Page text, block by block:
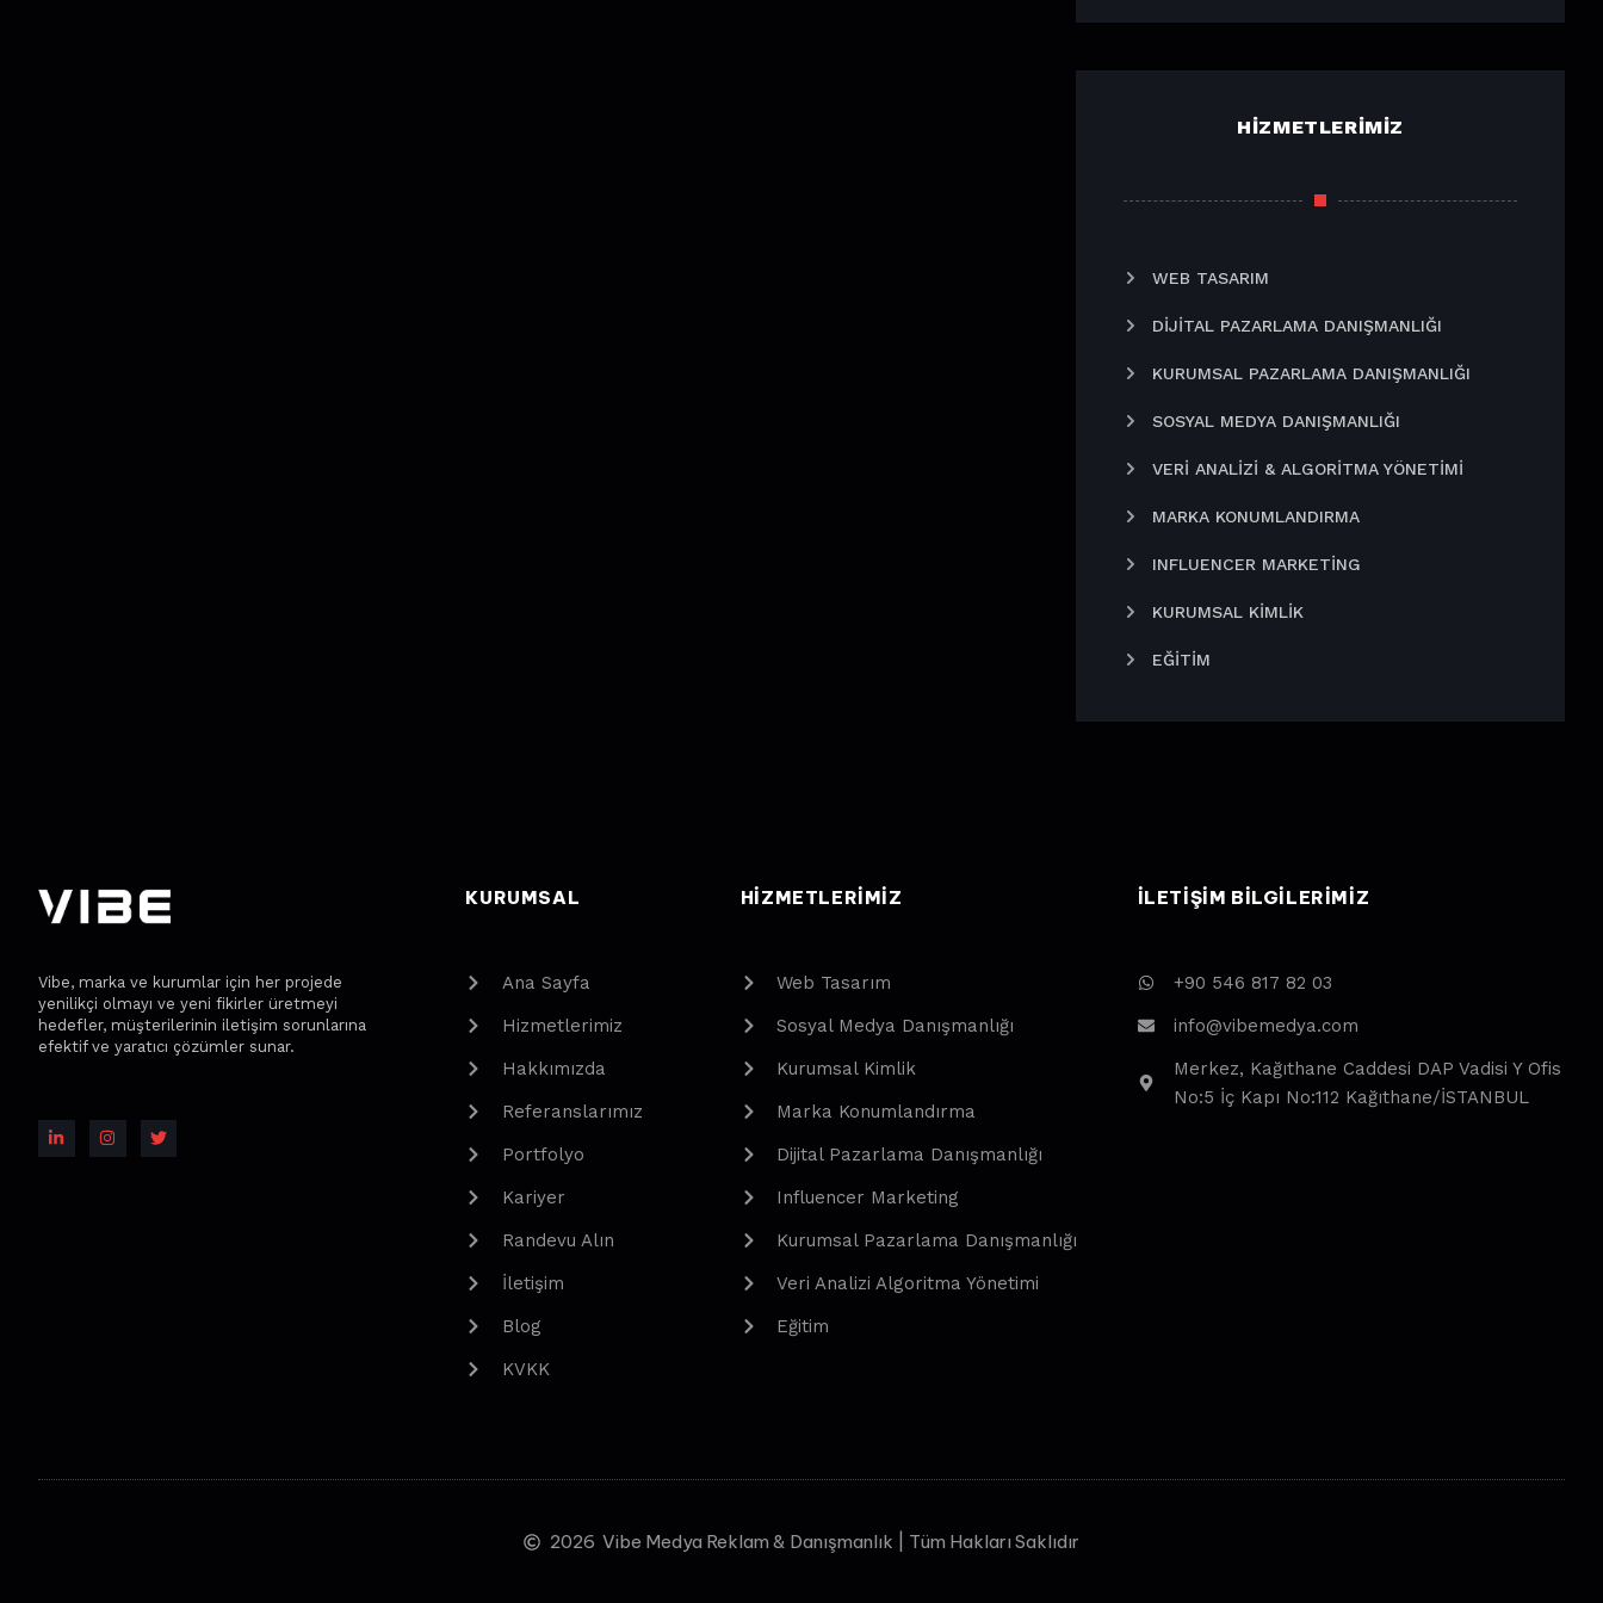
HIZMETLERIMIZ
WEB TASARIM
DIJITAL PAZARLAMA DANIŞMANLIĞI
KURUMSAL PAZARLAMA DANIŞMANLIĞI
SOSYAL MEDYA DANIŞMANLIĞI
VERI ANALIZI & ALGORITMA YÖNETIMI
MARKA KONUMLANDIRMA
INFLUENCER MARKETING
KURUMSAL KIMLIK
EĞITIM
Vibe, marka ve kurumlar için her projede
yenilikçi olmayı ve yeni fikirler üretmeyi
hedefler, müşterilerinin iletişim sorunlarına
efektif ve yaratıcı çözümler sunar.
KURUMSAL
Ana Sayfa
Hizmetlerimiz
Hakkımızda
Referanslarımız
Portfolyo
Kariyer
Randevu Alın
İletişim
Blog
KVKK
HIZMETLERIMIZ
Web Tasarım
Sosyal Medya Danışmanlığı
Kurumsal Kimlik
Marka Konumlandırma
Dijital Pazarlama Danışmanlığı
Influencer Marketing
Kurumsal Pazarlama Danışmanlığı
Veri Analizi Algoritma Yönetimi
Eğitim
ILETIŞIM BILGILERIMIZ
+90 546 817 82 03
info@vibemedya.com
Merkez, Kağıthane Caddesi DAP Vadisi Y Ofis
No:5 İç Kapı No:112 Kağıthane/İSTANBUL
2026 Vibe Medya Reklam & Danışmanlık | Tüm Hakları Saklıdır